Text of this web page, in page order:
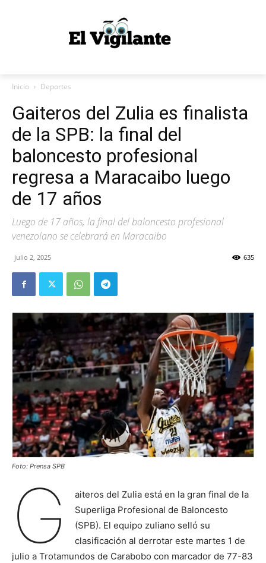
Inicio Deportes
Gaiteros del Zulia es finalista
de la SPB: la final del
baloncesto profesional
regresa a Maracaibo luego
de 17 años
Luego de 17 años, la final del baloncesto profesional
venezolano se celebrará en Maracaibo
julio 2, 2025 635
Foto: Prensa SPB
G
aiteros del Zulia está en la gran final de la
Superliga Profesional de Baloncesto
(SPB). El equipo zuliano selló su
clasificación al derrotar este martes 1 de
julio a Trotamundos de Carabobo con marcador de 77-83